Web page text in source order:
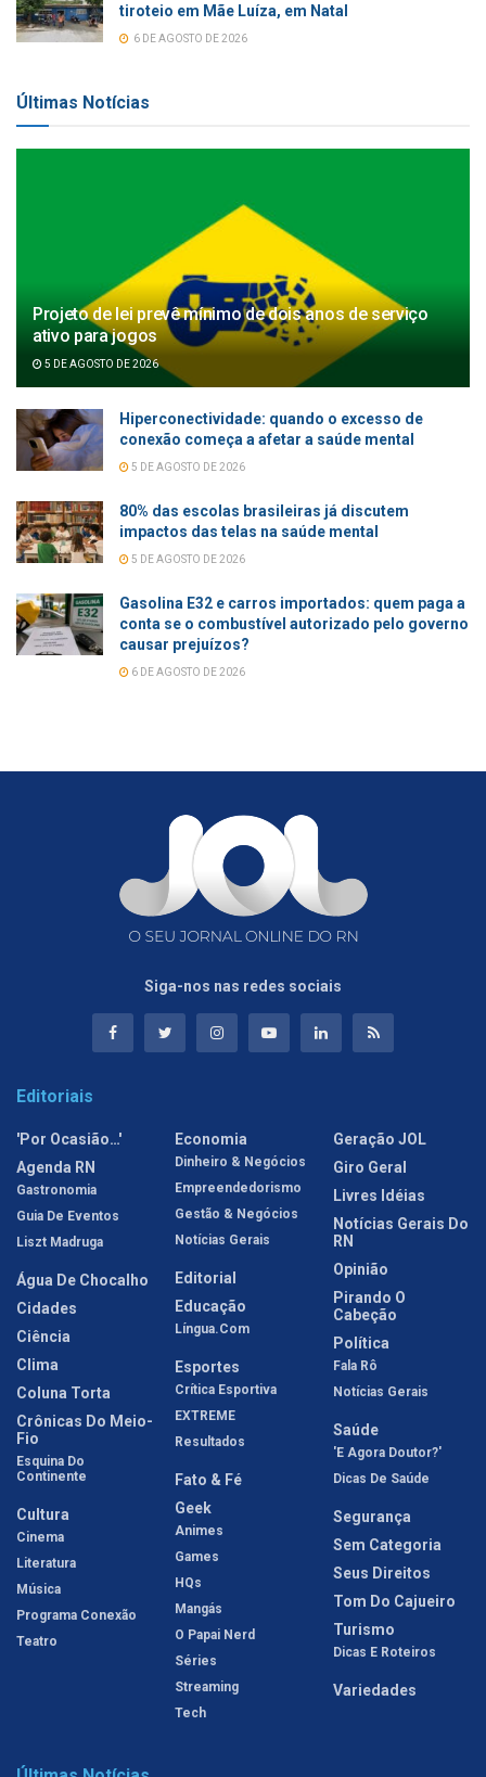
tiroteio em Mãe Luíza, em Natal
6 DE AGOSTO DE 2026
Últimas Notícias
Projeto de lei prevê mínimo de dois anos de serviço
ativo para jogos
5 DE AGOSTO DE 2026
Hiperconectividade: quando o excesso de
conexão começa a afetar a saúde mental
5 DE AGOSTO DE 2026
80% das escolas brasileiras já discutem
impactos das telas na saúde mental
5 DE AGOSTO DE 2026
Gasolina E32 e carros importados: quem paga a
conta se o combustível autorizado pelo governo
causar prejuízos?
6 DE AGOSTO DE 2026
Siga-nos nas redes sociais
Editoriais
'Por Ocasião…'
Agenda RN
Gastronomia
Guia De Eventos
Liszt Madruga
Água De Chocalho
Cidades
Ciência
Clima
Coluna Torta
Crônicas Do Meio-
Fio
Esquina Do
Continente
Cultura
Cinema
Literatura
Música
Programa Conexão
Teatro
Economia
Dinheiro & Negócios
Empreendedorismo
Gestão & Negócios
Notícias Gerais
Editorial
Educação
Língua.com
Esportes
Crítica Esportiva
EXTREME
Resultados
Fato & Fé
Geek
Animes
Games
HQs
Mangás
O Papai Nerd
Séries
Streaming
Tech
Geração JOL
Giro Geral
Livres Idéias
Notícias Gerais Do
RN
Opinião
Pirando O
Cabeção
Política
Fala Rô
Notícias Gerais
Saúde
'E Agora Doutor?'
Dicas De Saúde
Segurança
Sem Categoria
Seus Direitos
Tom Do Cajueiro
Turismo
Dicas E Roteiros
Variedades